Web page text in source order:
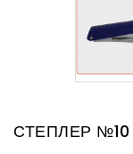
СТЕПЛЕР №10